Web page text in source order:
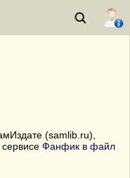
(samlib.ru),
Фанфик в файл